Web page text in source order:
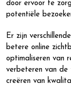
door ervoor te
potentiële
Er zijn
betere online
optimaliseren van
verbeteren van de
creëren van